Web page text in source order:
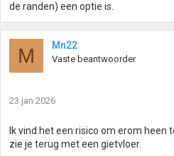
de randen) een optie is.
M Mn22
Vaste beantwoorder
23 jan 2026
Ik vind het een risico om erom heen
zie je terug met een gietvloer.